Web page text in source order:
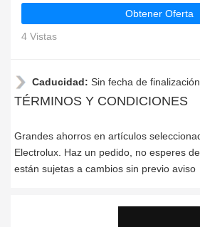
Obtener Oferta
4 Vistas
Caducidad: Sin fecha de finalización
TÉRMINOS Y CONDICIONES
Grandes ahorros en artículos
Electrolux. Haz un pedido, no esperes
están sujetas a cambios sin previo aviso